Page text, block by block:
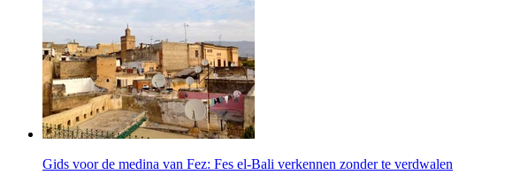
Gids voor de medina van Fez: Fes el-Bali verkennen zonder te verdwalen